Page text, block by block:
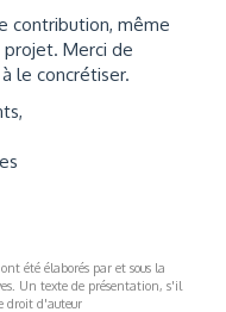
contribution, même
Merci de
le concrétiser.
été élaborés par et sous la
Un texte de présentation, s'il
droit d'auteur